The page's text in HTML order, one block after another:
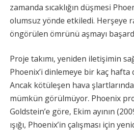
zamanda sıcaklığın düşmesi
olumsuz yönde etkiledi. Herşeye
öngörülen ömrünü aşmayı
Proje takımı, yeniden iletişimin
Phoenix’i dinlemeye bir kaç hafta
Ancak kötüleşen hava
mümkün görülmüyor. Phoenix
Goldstein’e göre, Ekim ayının
ışığı, Phoenix’in çalışması için